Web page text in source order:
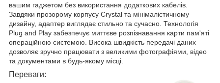
вашим гаджетом без використання додаткових кабелів.
Завдяки прозорому корпусу Crystal та мінімалістичному
дизайну, адаптер виглядає стильно та сучасно. Технологія
Plug and Play забезпечує миттєве розпізнавання карти пам'яті
операційною системою. Висока швидкість передачі даних
дозволяє зручно працювати з великими фотографіями, відео
та документами в будь-якому місці.
Переваги: